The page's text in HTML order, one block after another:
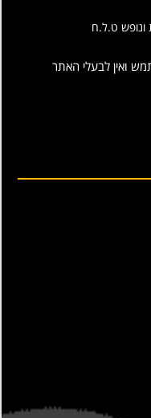
ונופש ט.ל.ח
ואין לבעלי האתר